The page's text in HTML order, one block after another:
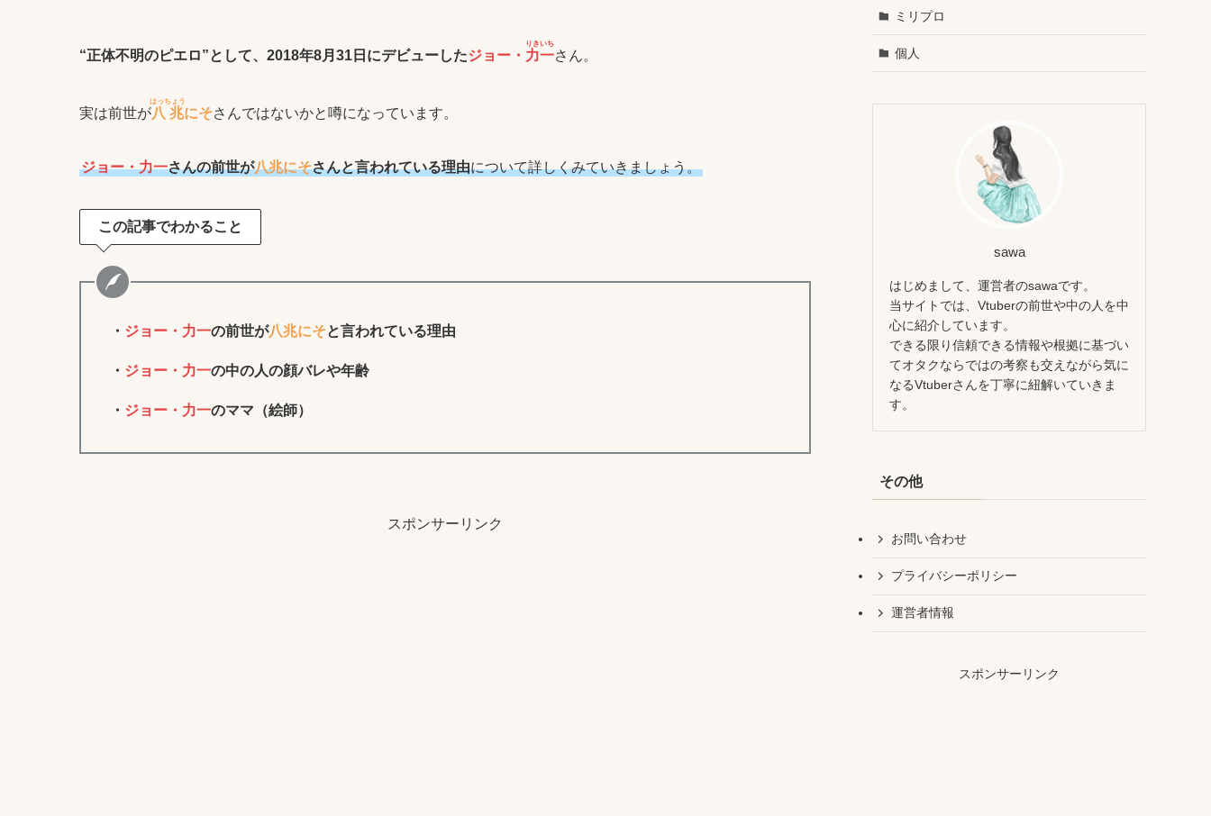
“正体不明のピエロ”として、2018年8月31日にデビューしたジョー・ 力一
りきいち
さん。
実は前世が八兆
はっちょう
にそさんではないかと噂になっています。
ジョー・力一さんの前世が八兆にそさんと言われている理由について詳しくみていきましょう。
この記事でわかること
・ ジョー・力一の前世が八兆にそと言われている理由
・ ジョー・力一の中の人の顔バレや年齢
・ ジョー・力一のママ（絵師）
スポンサーリンク
ミリプロ
個人
sawa
はじめまして、運営者のsawaです。
当サイトでは、Vtuberの前世や中の人を中
心に紹介しています。
できる限り信頼できる情報や根拠に基づい
てオタクならではの考察も交えながら気に
なるVtuberさんを丁寧に紐解いていきま
す。
その他
お問い合わせ
プライバシーポリシー
運営者情報
スポンサーリンク